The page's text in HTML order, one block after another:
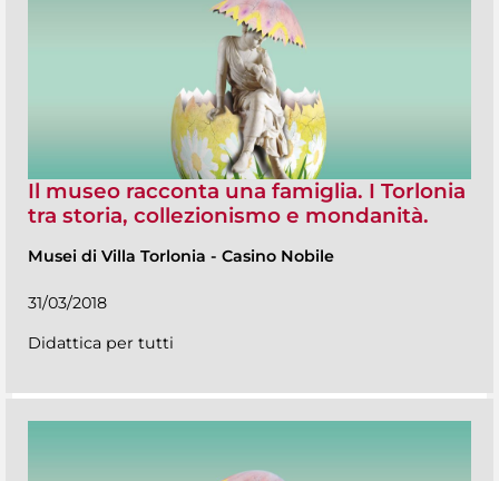
Il museo racconta una famiglia. I Torlonia
tra storia, collezionismo e mondanità.
Musei di Villa Torlonia - Casino Nobile
31/03/2018
Didattica per tutti